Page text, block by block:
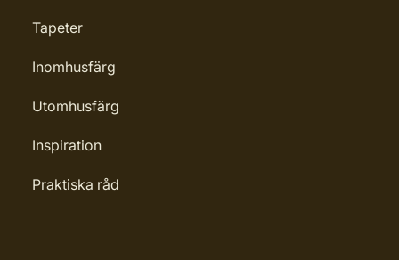
Tapeter
Inomhusfärg
Utomhusfärg
Inspiration
Praktiska råd